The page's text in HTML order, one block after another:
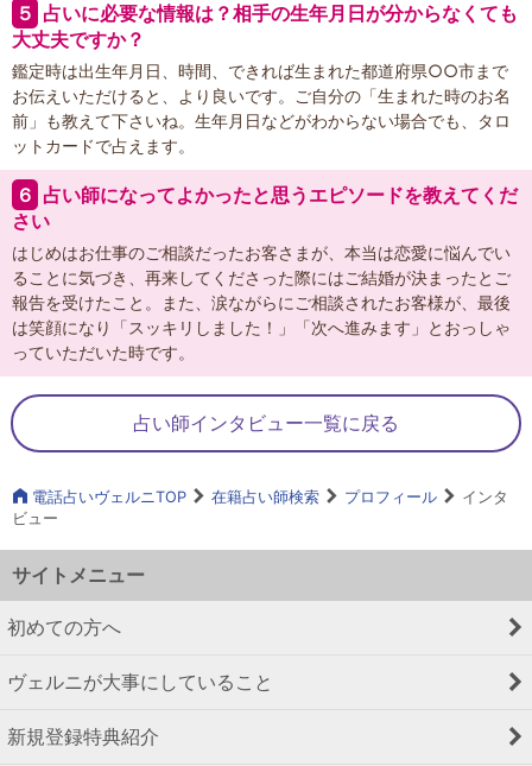
５ 占いに必要な情報は？相手の生年月日が分からなくても
大丈夫ですか？
鑑定時は出生年月日、時間、できれば生まれた都道府県○○市まで
お伝えいただけると、より良いです。ご自分の「生まれた時のお名
前」も教えて下さいね。生年月日などがわからない場合でも、タロ
ットカードで占えます。
６ 占い師になってよかったと思うエピソードを教えてくだ
さい
はじめはお仕事のご相談だったお客さまが、本当は恋愛に悩んでい
ることに気づき、再来してくださった際にはご結婚が決まったとご
報告を受けたこと。また、涙ながらにご相談されたお客様が、最後
は笑顔になり「スッキリしました！」「次へ進みます」とおっしゃ
っていただいた時です。
占い師インタビュー一覧に戻る
電話占いヴェルニTOP 在籍占い師検索 プロフィール
インタ
ビュー
サイトメニュー
初めての方へ
ヴェルニが大事にしていること
新規登録特典紹介